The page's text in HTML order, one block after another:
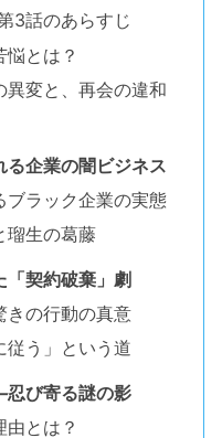
3話のあらすじ
とは？
変と、再会の違和
企業の闇ビジネス
ブラック企業の実態
瑠生の葛藤
「契約破棄」劇
きの行動の真意
従う」という道
び寄る謎の影
とは？